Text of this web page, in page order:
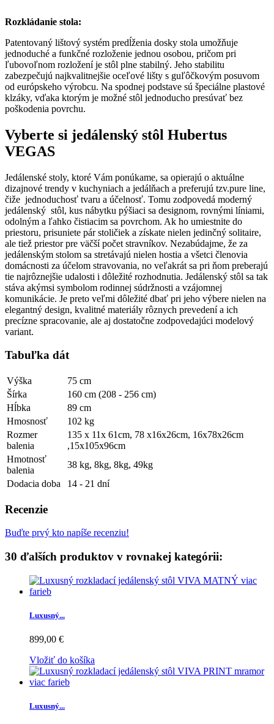
Rozkládanie stola:
Patentovaný lištový systém predĺženia dosky stola umožňuje
jednoduché a funkčné rozloženie jednou osobou, pričom pri
ľubovoľnom rozložení je stôl plne stabilný. Jeho stabilitu
zabezpečujú najkvalitnejšie oceľové lišty s guľôčkovým posuvom
od európskeho výrobcu. Na spodnej podstave sú špeciálne plastové
klzáky, vďaka ktorým je možné stôl jednoducho presúvať bez
poškodenia povrchu.
Vyberte si jedálenský stôl Hubertus
VEGAS
Jedálenské stoly, ktoré Vám ponúkame, sa opierajú o aktuálne
dizajnové trendy v kuchyniach a jedálňach a preferujú tzv.pure line,
čiže jednoduchosť tvaru a účelnosť. Tomu zodpovedá moderný
jedálenský stôl, kus nábytku pýšiaci sa designom, rovnými líniami,
odolným a ľahko čistiacim sa povrchom. Ak ho umiestnite do
priestoru, prisuniete pár stoličiek a získate nielen jedinčný solitaire,
ale tiež priestor pre väčší počet stravníkov. Nezabúdajme, že za
jedálenským stolom sa stretávajú nielen hostia a všetci členovia
domácnosti za účelom stravovania, no veľakrát sa pri ňom preberajú
tie najrôznejšie udalosti i dôležité rozhodnutia. Jedálenský stôl sa tak
stáva akýmsi symbolom rodinnej súdržnosti a vzájomnej
komunikácie. Je preto veľmi dôležité dbať pri jeho výbere nielen na
elegantný design, kvalitné materiály rôznych prevedení a ich
precízne spracovanie, ale aj dostatočne zodpovedajúci modelový
variant.
Tabuľka dát
Výška
75 cm
Šírka
160 cm (208 - 256 cm)
Hĺbka
89 cm
Hmosnosť
102 kg
Rozmer
balenia
135 x 11x 61cm, 78 x16x26cm, 16x78x26cm
,15x105x96cm
Hmotnosť
balenia
38 kg, 8kg, 8kg, 49kg
Dodacia doba
14 - 21 dní
Recenzie
Buďte prvý kto napíše recenziu!
30 ďalších produktov v rovnakej kategórii:
Luxusný...
899,00 €
Vložiť do košíka
Luxusný...